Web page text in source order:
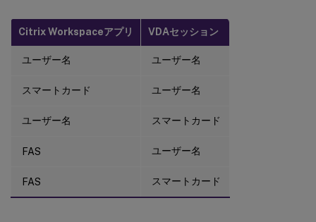
Citrix Workspaceアプリ VDAセッション
ユーザー名 ユーザー名
スマートカード ユーザー名
ユーザー名 スマートカード
FAS ユーザー名
FAS スマートカード